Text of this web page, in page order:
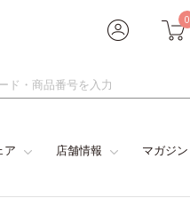
0
ア 店舗情報 マガジン